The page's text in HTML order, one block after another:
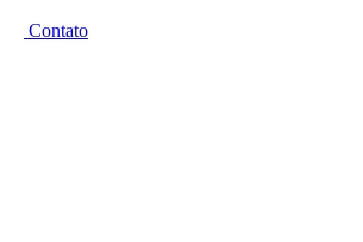
Contato